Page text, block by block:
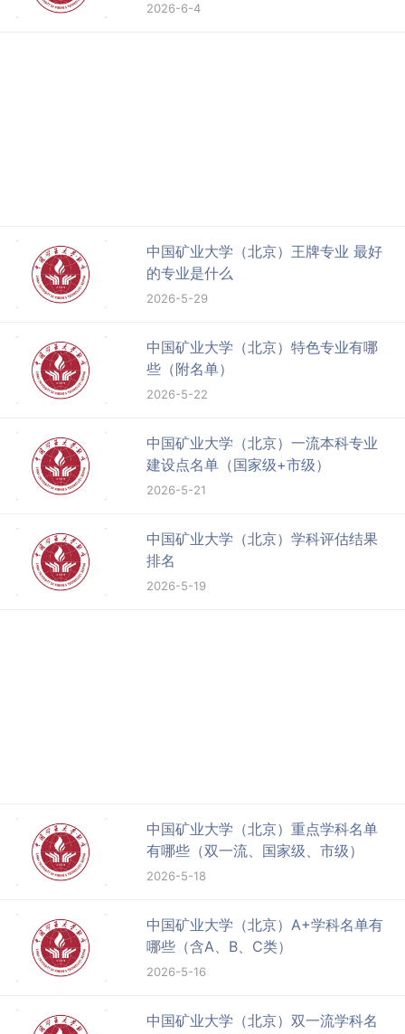
2026-6-4
中国矿业大学（北京）王牌专业 最好
的专业是什么
2026-5-29
中国矿业大学（北京）特色专业有哪
些（附名单）
2026-5-22
中国矿业大学（北京）一流本科专业
建设点名单（国家级+市级）
2026-5-21
中国矿业大学（北京）学科评估结果
排名
2026-5-19
中国矿业大学（北京）重点学科名单
有哪些（双一流、国家级、市级）
2026-5-18
中国矿业大学（北京）A+学科名单有
哪些（含A、B、C类）
2026-5-16
中国矿业大学（北京）双一流学科名